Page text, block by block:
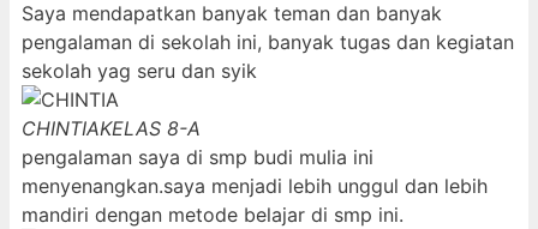
Saya mendapatkan banyak teman dan banyak
pengalaman di sekolah ini, banyak tugas dan kegiatan
sekolah yag seru dan syik
CHINTIAKELAS 8-A
pengalaman saya di smp budi mulia ini
menyenangkan.saya menjadi lebih unggul dan lebih
mandiri dengan metode belajar di smp ini.